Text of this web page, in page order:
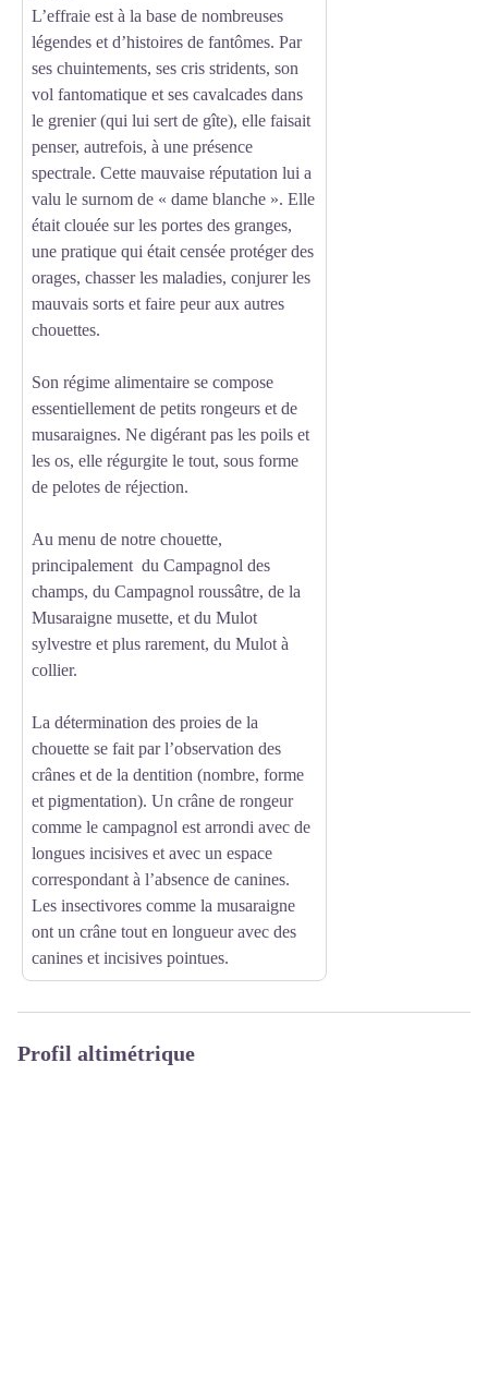
L’effraie est à la base de nombreuses
légendes et d’histoires de fantômes. Par
ses chuintements, ses cris stridents, son
vol fantomatique et ses cavalcades dans
le grenier (qui lui sert de gîte), elle faisait
penser, autrefois, à une présence
spectrale. Cette mauvaise réputation lui a
valu le surnom de « dame blanche ». Elle
était clouée sur les portes des granges,
une pratique qui était censée protéger des
orages, chasser les maladies, conjurer les
mauvais sorts et faire peur aux autres
chouettes.
Son régime alimentaire se compose
essentiellement de petits rongeurs et de
musaraignes. Ne digérant pas les poils et
les os, elle régurgite le tout, sous forme
de pelotes de réjection.
Au menu de notre chouette,
principalement du Campagnol des
champs, du Campagnol roussâtre, de la
Musaraigne musette, et du Mulot
sylvestre et plus rarement, du Mulot à
collier.
La détermination des proies de la
chouette se fait par l’observation des
crânes et de la dentition (nombre, forme
et pigmentation). Un crâne de rongeur
comme le campagnol est arrondi avec de
longues incisives et avec un espace
correspondant à l’absence de canines.
Les insectivores comme la musaraigne
ont un crâne tout en longueur avec des
canines et incisives pointues.
Profil altimétrique